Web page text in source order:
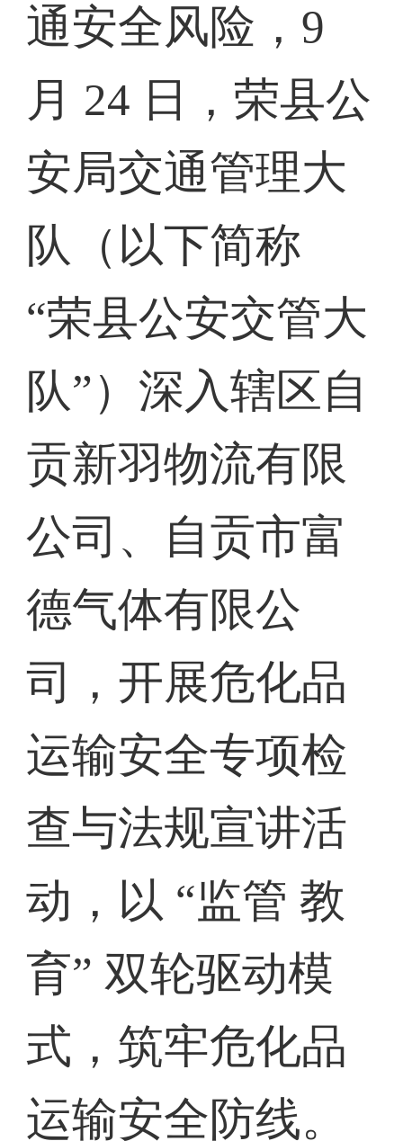
通安全风险，9
月 24 日，荣县公
安局交通管理大
队（以下简称
“荣县公安交管大
队”）深入辖区自
贡新羽物流有限
公司、自贡市富
德气体有限公
司，开展危化品
运输安全专项检
查与法规宣讲活
动，以 “监管 教
育” 双轮驱动模
式，筑牢危化品
运输安全防线。